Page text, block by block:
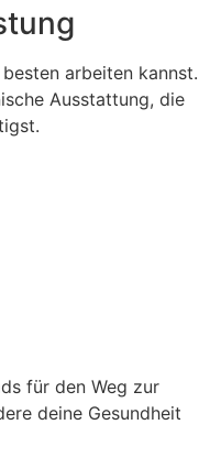
arbeiten kannst.
Ausstattung, die
für den Weg zur
deine Gesundheit